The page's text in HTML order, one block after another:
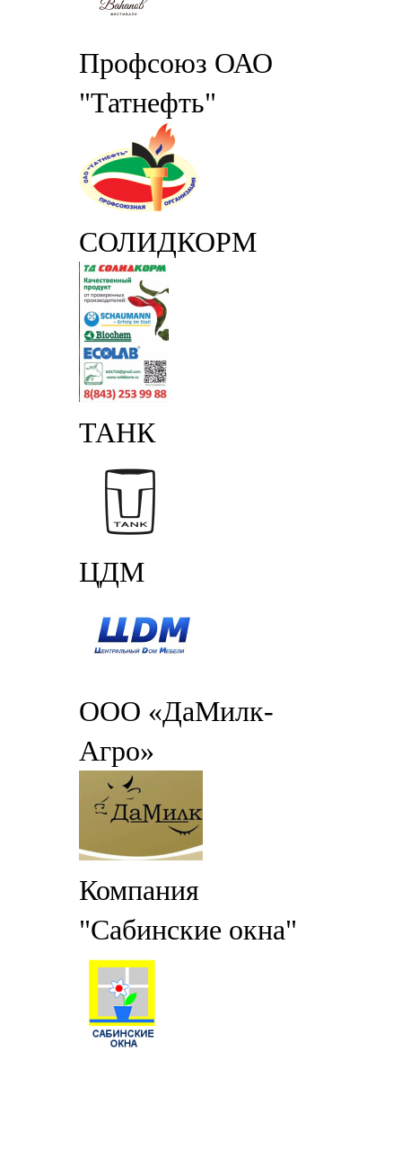
Профсоюз ОАО
"Татнефть"
СОЛИДКОРМ
ТАНК
ЦДМ
ООО «ДаМилк-
Агро»
Компания
"Сабинские окна"